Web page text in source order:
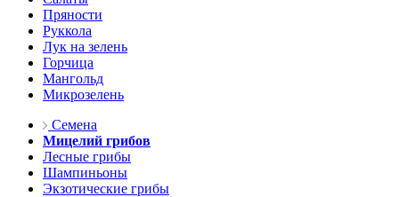
Пряности
Руккола
Лук на зелень
Горчица
Мангольд
Микрозелень
Семена
Мицелий грибов
Лесные грибы
Шампиньоны
Экзотические грибы